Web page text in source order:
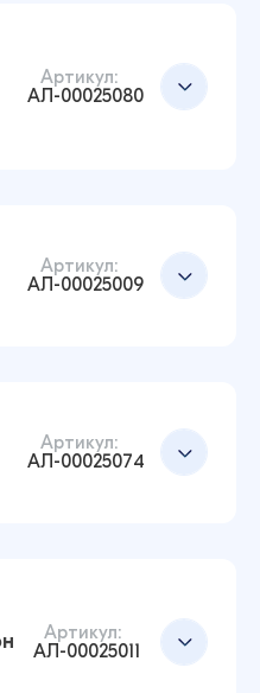
15 Ультратонкий
камеры
Добавить в корзину
Артикул:
АЛ-00025080
Pro Ультратонкий
Артикул:
АЛ-00025009
силикон
Артикул:
АЛ-00025074
Артикул:
АЛ-00025011